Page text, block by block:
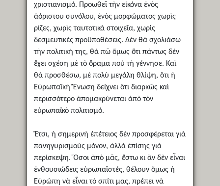
χριστιανισμό. Προωθεῖ τὴν εἰκόνα ἑνὸς
ἀόριστου συνόλου, ἑνὸς μορφώματος χωρὶς
ρίζες, χωρὶς ταυτοτικὰ στοιχεῖα, χωρὶς
δεσμευτικὲς προϋποθέσεις. Δὲν θὰ σχολιάσω
τὴν πολιτική της, θὰ πῶ ὅμως ὅτι πάντως δὲν
ἔχει σχέση μὲ τὸ ὅραμα ποὺ τὴ γέννησε. Καὶ
θὰ προσθέσω, μὲ πολὺ μεγάλη θλίψη, ὅτι ἡ
Εὐρωπαϊκὴ Ἕνωση δείχνει ὅτι διαρκῶς καὶ
περισσότερο ἀπομακρύνεται ἀπὸ τὸν
εὐρωπαϊκὸ πολιτισμό.
Ἔτσι, ἡ σημερινὴ ἐπέτειος δὲν προσφέρεται γιὰ
πανηγυρισμοὺς μόνον, ἀλλὰ ἐπίσης γιὰ
περίσκεψη. Ὅσοι ἀπὸ μᾶς, ἔστω κι ἂν δὲν εἶναι
ἐνθουσιώδεις εὐρωπαϊστές, θέλουν ὅμως ἡ
Εὐρώπη νὰ εἶναι τὸ σπίτι μας, πρέπει νὰ